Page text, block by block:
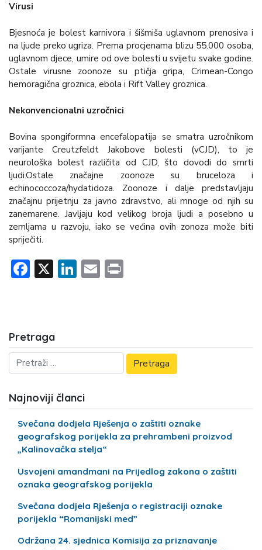
Virusi
Bjesnoća je bolest karnivora i šišmiša uglavnom prenosiva i
na ljude preko ugriza. Prema procjenama blizu 55.000 osoba,
uglavnom djece, umire od ove bolesti u svijetu svake godine.
Ostale virusne zoonoze su ptičja gripa, Crimean-Congo
hemoragična groznica, ebola i Rift Valley groznica.
Nekonvencionalni uzročnici
Bovina spongiformna encefalopatija se smatra uzročnikom
varijante Creutzfeldt Jakobove bolesti (vCJD), to je
neurološka bolest različita od CJD, što dovodi do smrti
ljudi.Ostale značajne zoonoze su bruceloza i
echinococcoza/hydatidoza. Zoonoze i dalje predstavljaju
značajnu prijetnju za javno zdravstvo, ali mnoge od njih su
zanemarene. Javljaju kod velikog broja ljudi a posebno u
zemljama u razvoju, iako se većina ovih zonoza može biti
spriječiti.
Facebook
X LinkedIn
Email
Pretraga
Najnoviji članci
Svečana dodjela Rješenja o zaštiti oznake
geografskog porijekla za prehrambeni proizvod
„Kalinovačka stelja“
Usvojeni amandmani na Prijedlog zakona o zaštiti
oznaka geografskog porijekla
Svečana dodjela Rješenja o registraciji oznake
porijekla “Romanijski med”
Održana 24. sjednica Komisija za priznavanje